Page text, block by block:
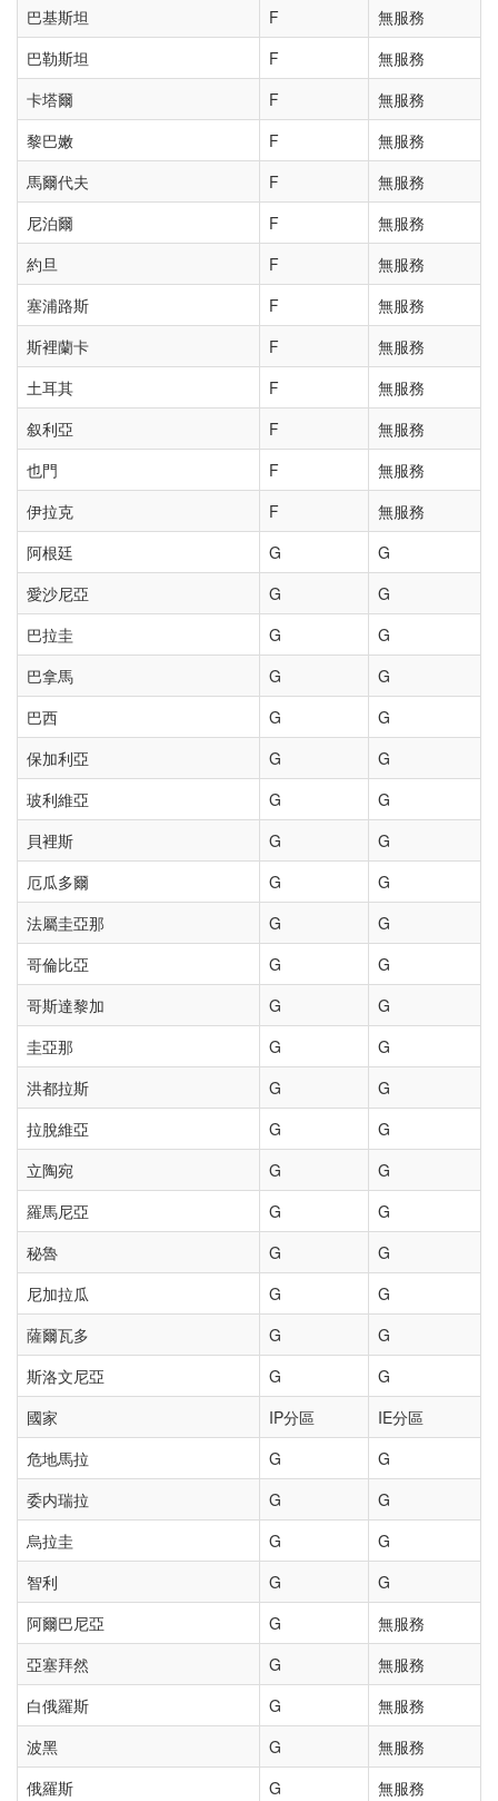
巴基斯坦 F
無服務
巴勒斯坦
F
無服務
卡塔爾
F
無服務
黎巴嫩
F
無服務
馬爾代夫
F
無服務
尼泊爾
F
無服務
約旦
F
無服務
塞浦路斯
F
無服務
斯裡蘭卡
F
無服務
土耳其
F
無服務
叙利亞
F
無服務
也門
F
無服務
伊拉克
F
無服務
阿根廷
G
G
愛沙尼亞
G
G
巴拉圭
G
G
巴拿馬
G
G
巴西
G
G
保加利亞
G
G
玻利維亞
G
G
貝裡斯
G
G
厄瓜多爾
G
G
法屬圭亞那
G
G
哥倫比亞
G
G
哥斯達黎加
G
G
圭亞那
G
G
洪都拉斯
G
G
拉脫維亞
G
G
立陶宛
G
G
羅馬尼亞
G
G
秘魯
G
G
尼加拉瓜
G
G
薩爾瓦多
G
G
斯洛文尼亞
G
G
國家
IP分區
IE分區
危地馬拉
G
G
委内瑞拉
G
G
烏拉圭
G
G
智利
G
G
阿爾巴尼亞
G
無服務
亞塞拜然
G
無服務
白俄羅斯
G
無服務
波黑
G
無服務
俄羅斯
G
無服務